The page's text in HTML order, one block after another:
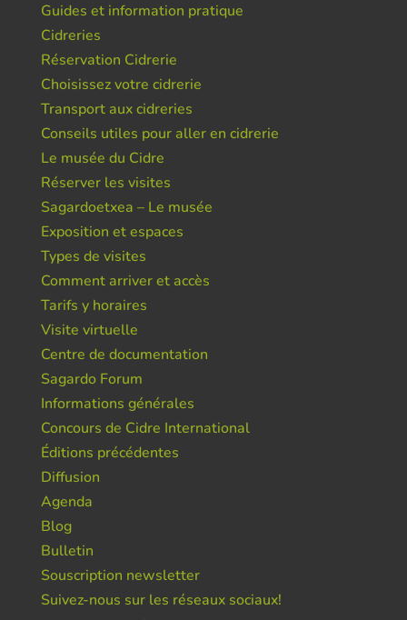
Guides et information pratique
Cidreries
Réservation Cidrerie
Choisissez votre cidrerie
Transport aux cidreries
Conseils utiles pour aller en cidrerie
Le musée du Cidre
Réserver les visites
Sagardoetxea – Le musée
Exposition et espaces
Types de visites
Comment arriver et accès
Tarifs y horaires
Visite virtuelle
Centre de documentation
Sagardo Forum
Informations générales
Concours de Cidre International
Éditions précédentes
Diffusion
Agenda
Blog
Bulletin
Souscription newsletter
Suivez-nous sur les réseaux sociaux!